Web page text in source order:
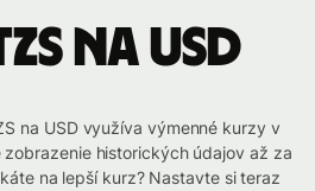
na USD
na USD využíva výmenné kurzy v
zobrazenie historických údajov až za
na lepší kurz? Nastavte si teraz